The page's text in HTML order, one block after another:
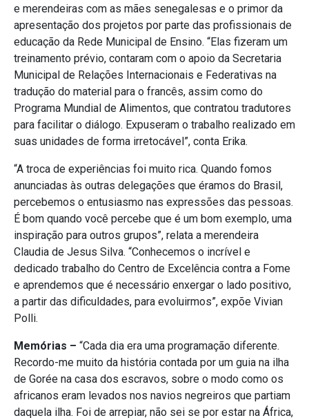
e merendeiras com as mães senegalesas e o primor da
apresentação dos projetos por parte das profissionais de
educação da Rede Municipal de Ensino. “Elas fizeram um
treinamento prévio, contaram com o apoio da Secretaria
Municipal de Relações Internacionais e Federativas na
tradução do material para o francês, assim como do
Programa Mundial de Alimentos, que contratou tradutores
para facilitar o diálogo. Expuseram o trabalho realizado em
suas unidades de forma irretocável”, conta Erika.
“A troca de experiências foi muito rica. Quando fomos
anunciadas às outras delegações que éramos do Brasil,
percebemos o entusiasmo nas expressões das pessoas.
É bom quando você percebe que é um bom exemplo, uma
inspiração para outros grupos”, relata a merendeira
Claudia de Jesus Silva. “Conhecemos o incrível e
dedicado trabalho do Centro de Excelência contra a Fome
e aprendemos que é necessário enxergar o lado positivo,
a partir das dificuldades, para evoluirmos”, expõe Vivian
Polli.
Memórias – “Cada dia era uma programação diferente.
Recordo-me muito da história contada por um guia na ilha
de Gorée na casa dos escravos, sobre o modo como os
africanos eram levados nos navios negreiros que partiam
daquela ilha. Foi de arrepiar, não sei se por estar na África,